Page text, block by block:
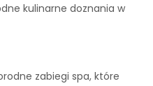
kulinarne doznania w
zabiegi spa, które